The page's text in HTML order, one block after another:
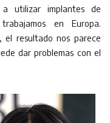
a utilizar implantes de
en Europa.
el resultado nos parece
dar problemas con el